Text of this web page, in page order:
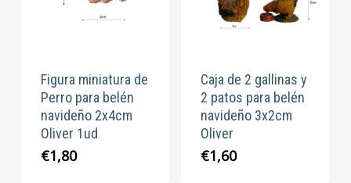
Figura miniatura de
Perro para belén
navideño 2x4cm
Oliver 1ud
€1,80
Caja de 2 gallinas y
2 patos para belén
navideño 3x2cm
Oliver
€1,60